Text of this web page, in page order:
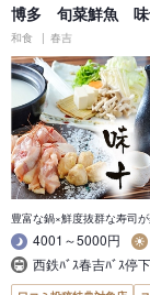
博多 旬菜鮮魚
和食 春吉
豊富な鍋×鮮度抜群な寿司
4001～5000円
西鉄ﾊﾞｽ春吉ﾊﾞｽ停